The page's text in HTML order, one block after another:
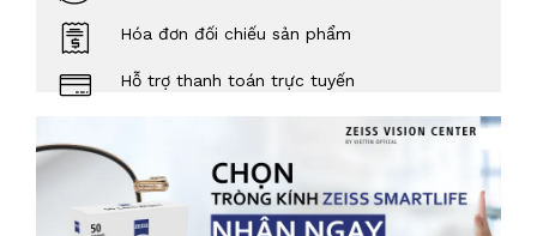
Hóa đơn đối chiếu sản phẩm
Hỗ trợ thanh toán trực tuyến